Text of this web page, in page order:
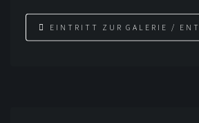
EINTRITT ZUR GALERIE /